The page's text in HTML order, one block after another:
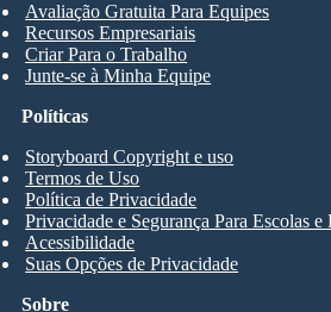
Avaliação Gratuita Para Equipes
Recursos Empresariais
Criar Para o Trabalho
Junte-se à Minha Equipe
Sobre
Políticas
Storyboard Copyright e uso
Termos de Uso
Política de Privacidade
Privacidade e Segurança Para Escolas e
Acessibilidade
Suas Opções de Privacidade